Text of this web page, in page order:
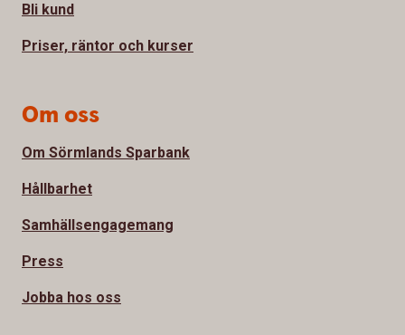
Bli kund
Priser, räntor och kurser
Om oss
Om Sörmlands Sparbank
Hållbarhet
Samhällsengagemang
Press
Jobba hos oss